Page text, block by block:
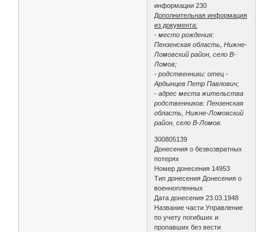
информации 230
Дополнительная информация
из документа:
- место рождения:
Пензенская область, Нижне-
Ломовский район, село В-
Ломов;
- родственники: отец -
Ардынцев Петр Павлович;
- адрес места жительства
родственников: Пензенская
область, Нижне-Ломовский
район, село В-Ломов.
300805139
Донесения о безвозвратных
потерях
Номер донесения 14953
Тип донесения Донесения о
военнопленных
Дата донесения 23.03.1948
Название части Управление
по учету погибших и
пропавших без вести